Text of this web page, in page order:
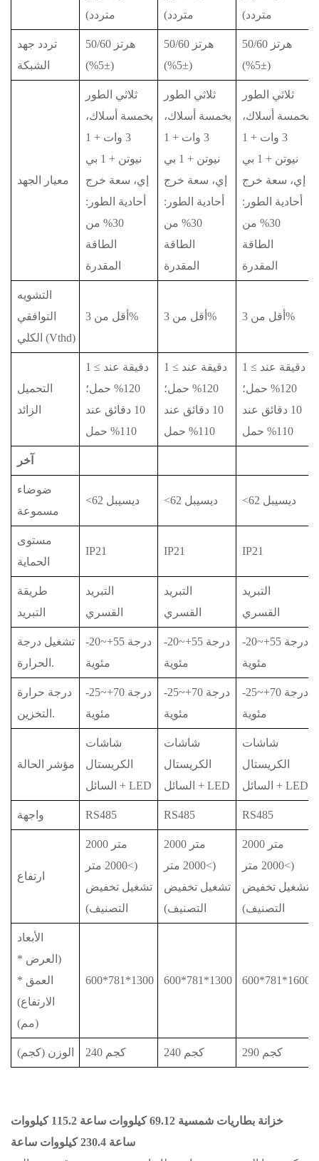
متردد)
متردد)
متردد)
تردد جهد
الشبكة
50/60 هرتز
(±5%)
50/60 هرتز
(±5%)
50/60 هرتز
(±5%)
معيار الجهد
ثلاثي الطور
بخمسة أسلاك،
3 وات + 1
نيوتن + 1 بي
إي، سعة خرج
أحادية الطور:
30% من
الطاقة
المقدرة
ثلاثي الطور
بخمسة أسلاك،
3 وات + 1
نيوتن + 1 بي
إي، سعة خرج
أحادية الطور:
30% من
الطاقة
المقدرة
ثلاثي الطور
بخمسة أسلاك،
3 وات + 1
نيوتن + 1 بي
إي، سعة خرج
أحادية الطور:
30% من
الطاقة
المقدرة
التشويه
التوافقي
الكلي (Vthd)
أقل من 3% أقل من 3% أقل من 3%
التحميل
الزائد
1 دقيقة عند ≥
120% حمل؛
10 دقائق عند
110% حمل
1 دقيقة عند ≥
120% حمل؛
10 دقائق عند
110% حمل
1 دقيقة عند ≥
120% حمل؛
10 دقائق عند
110% حمل
آخر
ضوضاء
مسموعة
<62 ديسيبل <62 ديسيبل <62 ديسيبل
مستوى
الحماية
IP21 IP21 IP21
طريقة
التبريد
التبريد
القسري
التبريد
القسري
التبريد
القسري
تشغيل درجة
الحرارة.
-20~+55 درجة
مئوية
-20~+55 درجة
مئوية
-20~+55 درجة
مئوية
درجة حرارة
التخزين.
-25~+70 درجة
مئوية
-25~+70 درجة
مئوية
-25~+70 درجة
مئوية
مؤشر الحالة
شاشات
الكريستال
السائل + LED
شاشات
الكريستال
السائل + LED
شاشات
الكريستال
السائل + LED
واجهة RS485 RS485 RS485
ارتفاع
2000 متر
(>2000 متر
تشغيل تخفيض
التصنيف)
2000 متر
(>2000 متر
تشغيل تخفيض
التصنيف)
2000 متر
(>2000 متر
تشغيل تخفيض
التصنيف)
الأبعاد
(العرض *
العمق *
الارتفاع)
(مم)
600*781*1300 600*781*1300 600*781*1600
الوزن (كجم) 240 كجم 240 كجم 290 كجم
خزانة بطاريات شمسية 69.12 كيلووات ساعة 115.2 كيلووات
ساعة 230.4 كيلووات ساعة